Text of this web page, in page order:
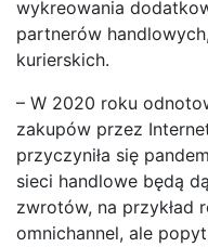
wykreowania
partnerów
kurierskich.
– W 2020 roku
zakupów przez
przyczyniła się
sieci handlowe będą
zwrotów, na przykład
omnichannel, ale